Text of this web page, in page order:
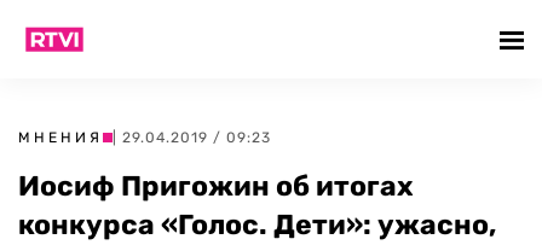
МНЕНИЯ | 29.04.2019 / 09:23
Иосиф Пригожин об итогах
конкурса «Голос. Дети»: ужасно,